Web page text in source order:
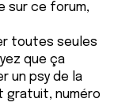
sur ce forum,
toutes seules
que ça
un psy de la
gratuit, numéro